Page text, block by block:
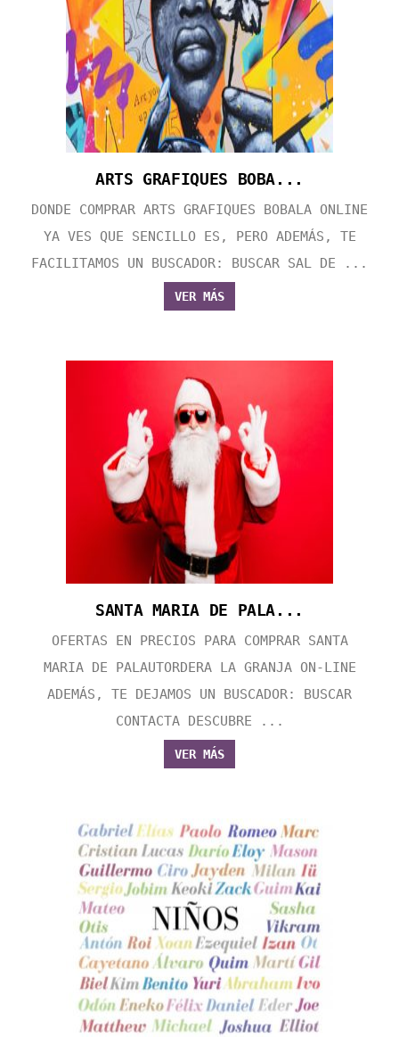
ARTS GRAFIQUES BOBA...
DONDE COMPRAR ARTS GRAFIQUES BOBALA ONLINE
YA VES QUE SENCILLO ES, PERO ADEMÁS, TE
FACILITAMOS UN BUSCADOR: BUSCAR SAL DE ...
VER MÁS
SANTA MARIA DE PALA...
OFERTAS EN PRECIOS PARA COMPRAR SANTA
MARIA DE PALAUTORDERA LA GRANJA ON-LINE
ADEMÁS, TE DEJAMOS UN BUSCADOR: BUSCAR
CONTACTA DESCUBRE ...
VER MÁS